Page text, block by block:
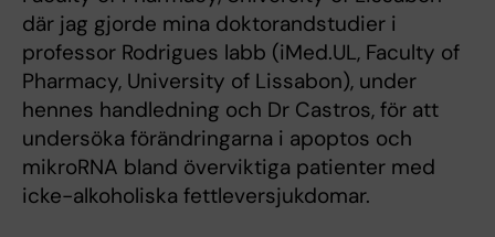
där jag gjorde mina doktorandstudier i
professor Rodrigues labb (iMed.UL, Faculty of
Pharmacy, University of Lissabon), under
hennes handledning och Dr Castros, för att
undersöka förändringarna i apoptos och
mikroRNA bland överviktiga patienter med
icke-alkoholiska fettleversjukdomar.